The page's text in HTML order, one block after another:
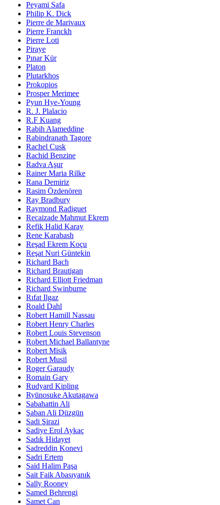
Peyami Safa
Philip K. Dick
Pierre de Marivaux
Pierre Franckh
Pierre Loti
Piraye
Pınar Kür
Platon
Plutarkhos
Prokopios
Prosper Merimee
Pyun Hye-Young
R. J. Plalacio
R.F Kuang
Rabih Alameddine
Rabindranath Tagore
Rachel Cusk
Rachid Benzine
Radva Aşur
Rainer Maria Rilke
Rana Demiriz
Rasim Özdenören
Ray Bradbury
Raymond Radiguet
Recaizade Mahmut Ekrem
Refik Halid Karay
Rene Karabash
Reşad Ekrem Koçu
Reşat Nuri Güntekin
Richard Bach
Richard Brautigan
Richard Elliott Friedman
Richard Swinburne
Rıfat Ilgaz
Roald Dahl
Robert Hamill Nassau
Robert Henry Charles
Robert Louis Stevenson
Robert Michael Ballantyne
Robert Misik
Robert Musil
Roger Garaudy
Romain Gary
Rudyard Kipling
Ryūnosuke Akutagawa
Sabahattin Ali
Şaban Ali Düzgün
Sadi Şirazi
Sadiye Erol Aykaç
Sadık Hidayet
Sadreddin Konevi
Sadri Ertem
Said Halim Paşa
Sait Faik Abasıyanık
Sally Rooney
Samed Behrengi
Samet Can